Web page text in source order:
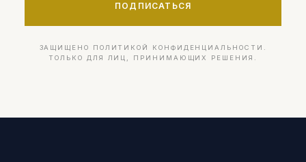
ПОДПИСАТЬСЯ
ЗАЩИЩЕНО ПОЛИТИКОЙ КОНФИДЕНЦИАЛЬНОСТИ.
ТОЛЬКО ДЛЯ ЛИЦ, ПРИНИМАЮЩИХ РЕШЕНИЯ.